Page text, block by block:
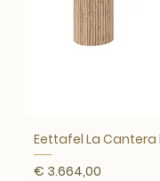
Eettafel La Cantera
Prijs
€ 3.664,00